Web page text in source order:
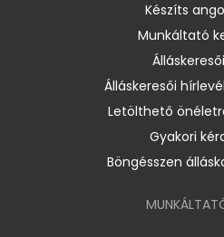
Készíts
Munkáltató
Álláskeresői
Letölthető
Gyakori
Böngésszen